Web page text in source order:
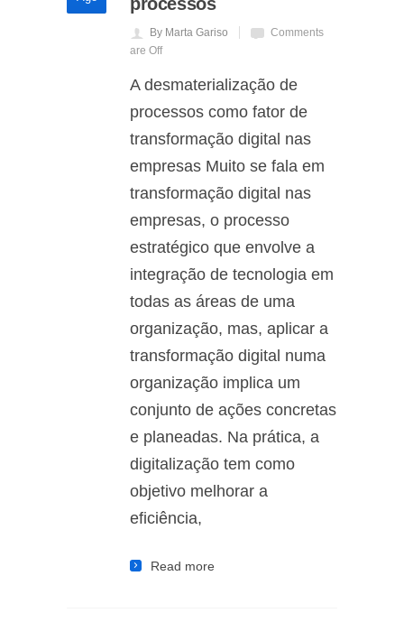
By Marta Gariso
Comments
are Off
A desmaterialização de
processos como fator de
transformação digital nas
empresas Muito se fala em
transformação digital nas
empresas, o processo
estratégico que envolve a
integração de tecnologia em
todas as áreas de uma
organização, mas, aplicar a
transformação digital numa
organização implica um
conjunto de ações concretas
e planeadas. Na prática, a
digitalização tem como
objetivo melhorar a
eficiência,
Read more